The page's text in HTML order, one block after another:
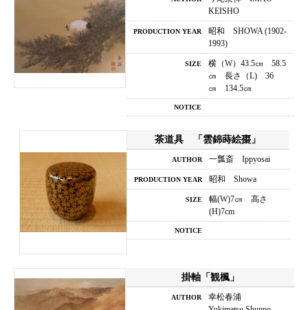
KEISHO
PRODUCTION YEAR
昭和 SHOWA (1902-
1993)
SIZE
横（W）43.5㎝ 58.5
㎝ 長さ（L) 36
㎝ 134.5㎝
NOTICE
茶道具 「雲錦蒔絵棗」
AUTHOR 一瓢斎 Ippyosai
PRODUCTION YEAR 昭和 Showa
SIZE
幅(W)7㎝ 高さ
(H)7cm
NOTICE
掛軸「観楓」
AUTHOR
幸松春浦